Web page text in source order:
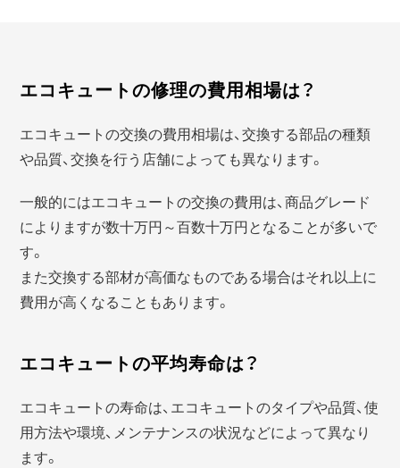
エコキュートの修理の費用相場は？
エコキュートの交換の費用相場は、交換する部品の種類
や品質、交換を行う店舗によっても異なります。
一般的にはエコキュートの交換の費用は、商品グレード
によりますが数十万円～百数十万円となることが多いで
す。
また交換する部材が高価なものである場合はそれ以上に
費用が高くなることもあります。
エコキュートの平均寿命は？
エコキュートの寿命は、エコキュートのタイプや品質、使
用方法や環境、メンテナンスの状況などによって異なり
ます。